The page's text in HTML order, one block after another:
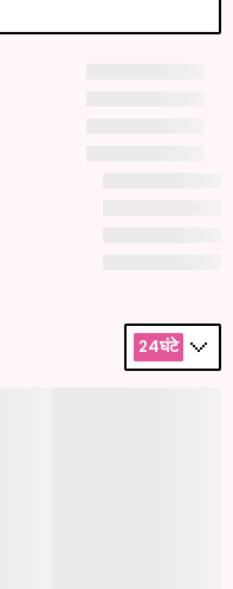
24घंटे